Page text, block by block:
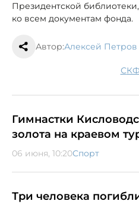
Президентской
ко всем документам фонда.
Автор:Алексей Петров
Гимнастки
золота на краевом
06 июня, 10:20Спорт
Три человека